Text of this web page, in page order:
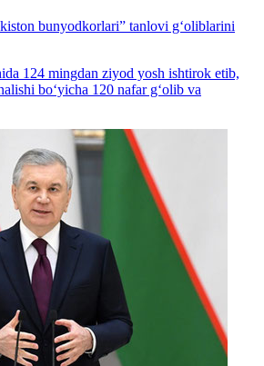
bunyodkorlari” tanlovi g‘oliblarini
124 mingdan ziyod yosh ishtirok etib,
bo‘yicha 120 nafar g‘olib va